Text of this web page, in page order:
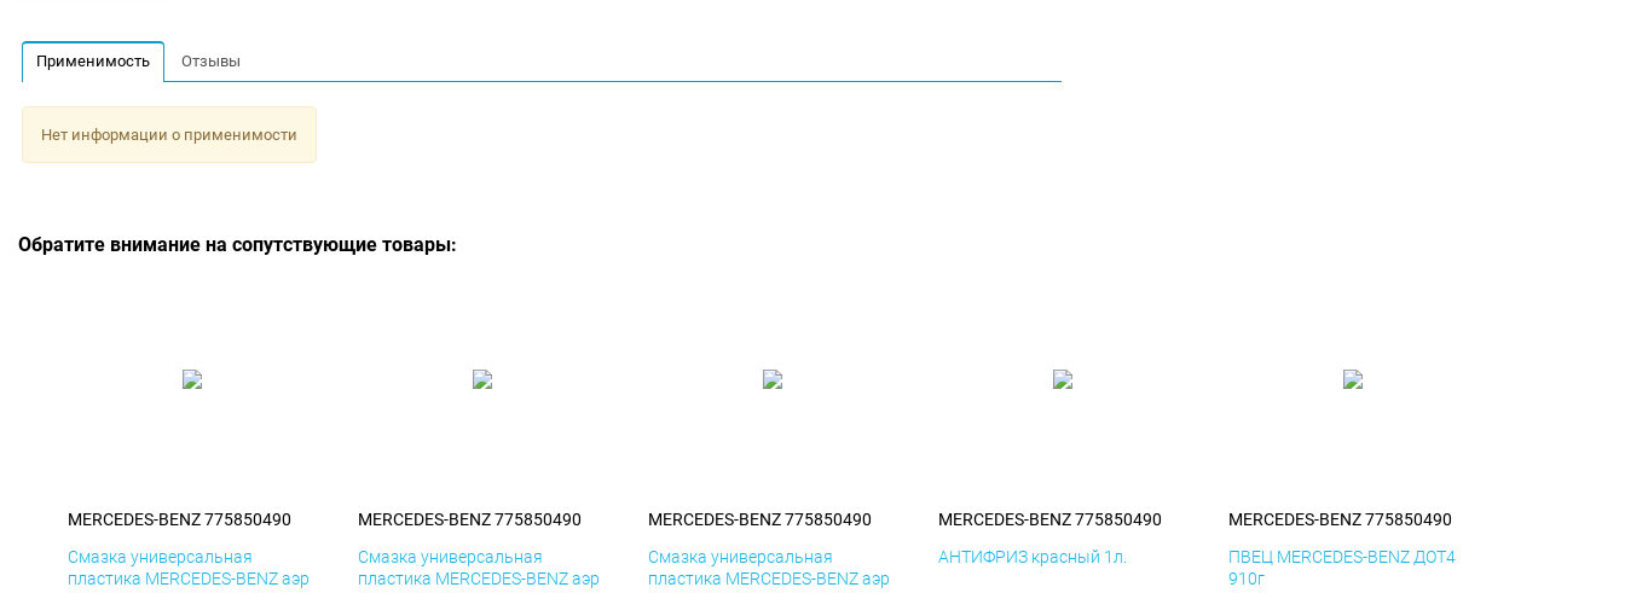
Применимость Отзывы
Нет информации о применимости
Обратите внимание на сопутствующие товары:
MERCEDES-BENZ 775850490
Смазка универсальная
пластика MERCEDES-BENZ аэр
MERCEDES-BENZ 775850490
Смазка универсальная
пластика MERCEDES-BENZ аэр
MERCEDES-BENZ 775850490
Смазка универсальная
пластика MERCEDES-BENZ аэр
MERCEDES-BENZ 775850490
АНТИФРИЗ красный 1л.
MERCEDES-BENZ 775850490
ПВЕЦ MERCEDES-BENZ ДОТ4
910г